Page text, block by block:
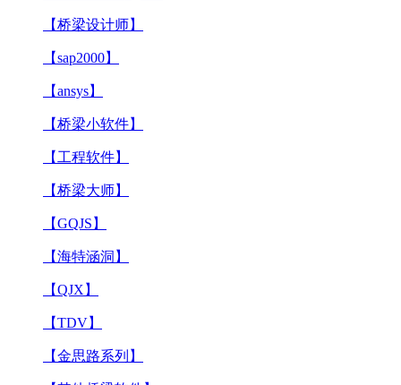
【桥梁设计师】
【sap2000】
【ansys】
【桥梁小软件】
【工程软件】
【桥梁大师】
【GQJS】
【海特涵洞】
【QJX】
【TDV】
【金思路系列】